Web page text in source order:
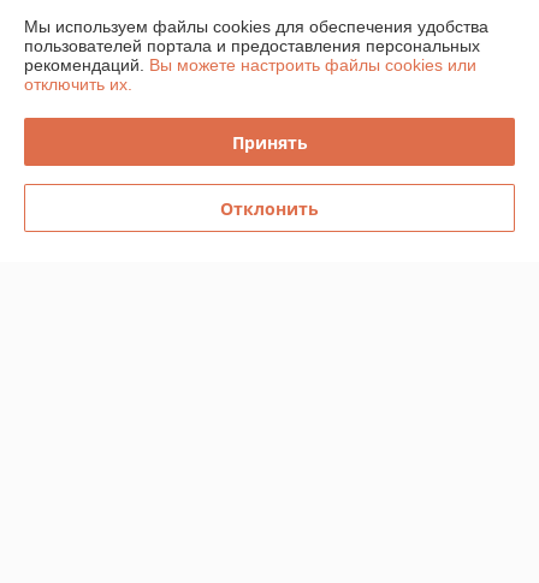
График работы
Полная версия сайта
Политика обработки cookies
Сайт создан на платформе Deal.by
Мы используем файлы cookies для обеспечения удобства
пользователей портала и предоставления персональных
рекомендаций. Вы можете настроить файлы cookies или
отключить их.
Принять
Отклонить